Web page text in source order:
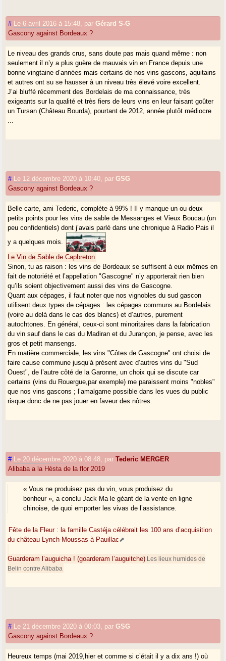
# Le 6 avril 2016 à 15:48 parGérard S-G
Gascony against Bordeaux ?
Le niveau des grands crus, sans doute pas mais quand même : non
seulement il n’y a plus guère de mauvais vin en France depuis une
bonne vingtaine d’années mais certains de nos vins gascons, aquitains
et autres ont su se hausser à un niveau très élevé voire excellent.
J’ai bluffé récemment des Bordelais de ma connaissance, très
exigeants sur la qualité et très fiers de leurs vins en leur faisant goûter
un Tursan (Château Bourda), pourtant de 2012, année plutôt médiocre
# Le 12 décembre 2020 à 10:40 parGSG
Gascony against Bordeaux ?
Belle carte, ami Tederic, complète à 99% ! Il y manque un ou deux
petits points pour les vins de sable de Messanges et Vieux Boucau (un
peu confidentiels) dont j’avais parlé dans une chronique à Radio Pais il
y a quelques mois.
Le Vin de Sable de Capbreton
Sinon, tu as raison : les vins de Bordeaux se suffisent à eux mêmes en
fait de notoriété et l’appellation "Gascogne" n’y apporterait rien bien
qu’ils soient objectivement aussi des vins de Gascogne.
Quant aux cépages, il faut noter que nos vignobles du sud gascon
utilisent deux types de cépages : les cépages communs au Bordelais
(voire au delà dans le cas des blancs) et d’autres, purement
autochtones. En général, ceux-ci sont minoritaires dans la fabrication
du vin sauf dans le cas du Madiran et du Jurançon, je pense, avec les
gros et petit mansengs.
En matière commerciale, les vins "Côtes de Gascogne" ont choisi de
faire cause commune jusqu’à présent avec d’autres vins du "Sud
Ouest", de l’autre côté de la Garonne, un choix qui se discute car
certains (vins du Rouergue,par exemple) me paraissent moins "nobles"
que nos vins gascons ; l’amalgame possible dans les vues du public
risque donc de ne pas jouer en faveur des nôtres.
# Le 20 décembre 2020 à 08:48, parTederic MERGER
Alibaba a la Hèsta de la flor 2019
« Vous ne produisez pas du vin, vous produisez du
bonheur », a conclu Jack Ma le géant de la vente en ligne
chinoise, de quoi emporter les vivas de l’assistance.
Fête de la Fleur : la famille Castéja célébrait les 100 ans d’acquisition
du château Lynch-Moussas à Pauillac
Guarderam l’auguicha ! (goarderam l’auguitche) Les lieux humides de
Belin contre Alibaba
# Le 21 décembre 2020 à 00:03, parGSG
Gascony against Bordeaux ?
Heureux temps (mai 2019,hier et comme si c’était il y a dix ans !) où